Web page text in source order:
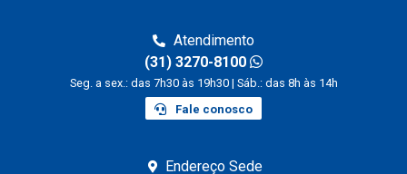
Atendimento
(31) 3270-8100
Seg. a sex.: das 7h30 às 19h30 | Sáb.: das 8h às 14h
Fale conosco
Endereço Sede